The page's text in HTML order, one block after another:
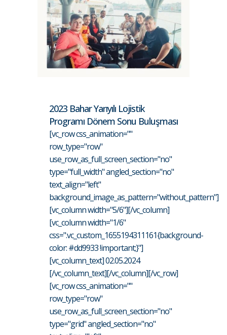
2023 Bahar Yarıyılı Lojistik
Programı Dönem Sonu Buluşması
[vc_row css_animation=""
row_type="row"
use_row_as_full_screen_section="no"
type="full_width" angled_section="no"
text_align="left"
background_image_as_pattern="without_pattern"]
[vc_column width="5/6"][/vc_column]
[vc_column width="1/6"
css=".vc_custom_1655194311161{background-
color: #dd9933 !important;}"]
[vc_column_text] 02.05.2024
[/vc_column_text][/vc_column][/vc_row]
[vc_row css_animation=""
row_type="row"
use_row_as_full_screen_section="no"
type="grid" angled_section="no"